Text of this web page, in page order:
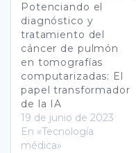
Potenciando el
diagnóstico y
tratamiento del
cáncer de pulmón
en tomografías
computarizadas: El
papel transformador
de la IA
19 de junio de 2023
En «Tecnología
médica»